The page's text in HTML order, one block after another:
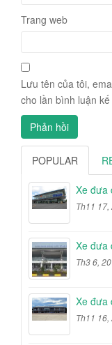
Trang web
Lưu tên của tôi,
cho lần bình luận
POPULAR
Xe đưa
Th11 17,
Xe đưa
Th3 6,
Xe đưa
Th11 16,